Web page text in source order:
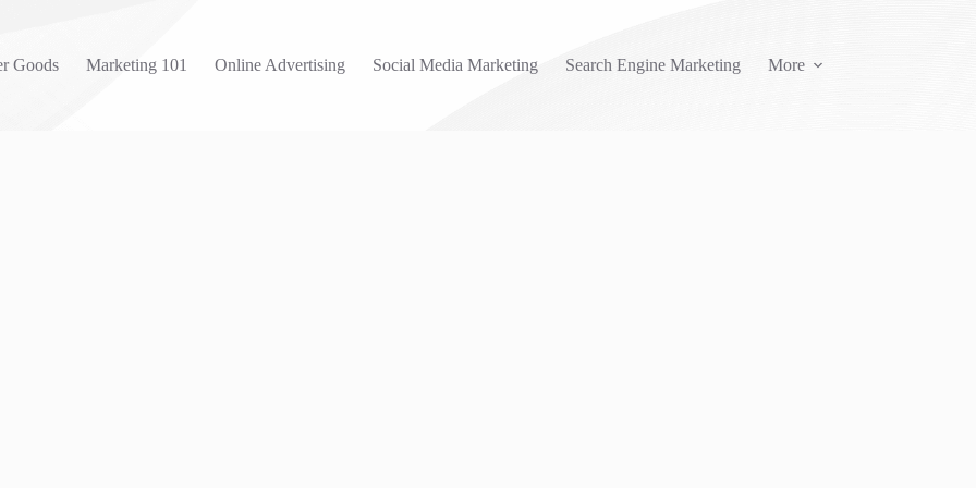
Goods Marketing 101 Online Advertising Social Media Marketing Search Engine Marketing More